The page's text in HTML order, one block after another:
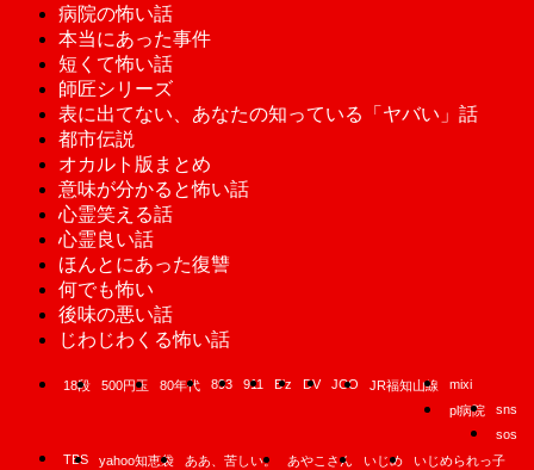
病院の怖い話
本当にあった事件
短くて怖い話
師匠シリーズ
表に出てない、あなたの知っている「ヤバい」話
都市伝説
オカルト版まとめ
意味が分かると怖い話
心霊笑える話
心霊良い話
ほんとにあった復讐
何でも怖い
後味の悪い話
じわじわくる怖い話
18段 500円玉 80年代 893 911 B'z DV JCO JR福知山線
mixi
pl病院
sns
sos
TBS
yahoo知恵袋 ああ、苦しい。 あやこさん いじめ
いじめられっ子